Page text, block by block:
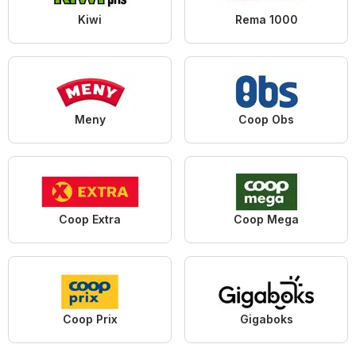
Kiwi Rema 1000
Meny Coop Obs
Coop Extra Coop Mega
Coop Prix Gigaboks